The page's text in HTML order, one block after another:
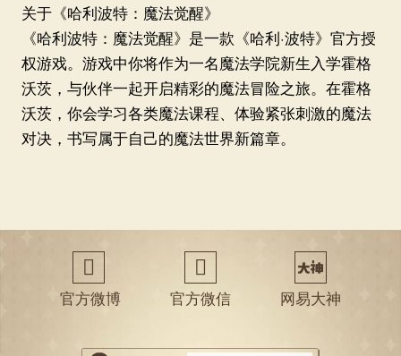
关于《哈利波特：魔法觉醒》
《哈利波特：魔法觉醒》是一款《哈利·波特》官方授
权游戏。游戏中你将作为一名魔法学院新生入学霍格
沃茨，与伙伴一起开启精彩的魔法冒险之旅。在霍格
沃茨，你会学习各类魔法课程、体验紧张刺激的魔法
对决，书写属于自己的魔法世界新篇章。
򠀃
官方微博
򠀅
官方微信 网易大神